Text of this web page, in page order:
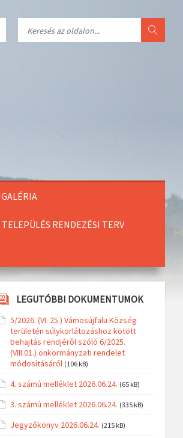
GALÉRIA
TELEPÜLÉS RENDEZÉSI TERV
LEGUTÓBBI DOKUMENTUMOK
5/2026. (VI. 25.) Vámosújfalu Község
területén súlykorlátozáshoz kötött
behajtás rendjéről szóló 6/2025.
(VIII.01.) önkormányzati rendelet
módosításáról (106 kB)
4. számú melléklet 2026.06.24. (65 kB)
3. számú melléklet 2026.06.24. (335 kB)
Jegyzőkönyv 2026.06.24. (215 kB)